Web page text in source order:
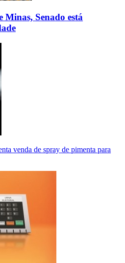
Minas, Senado está
venda de spray de pimenta para